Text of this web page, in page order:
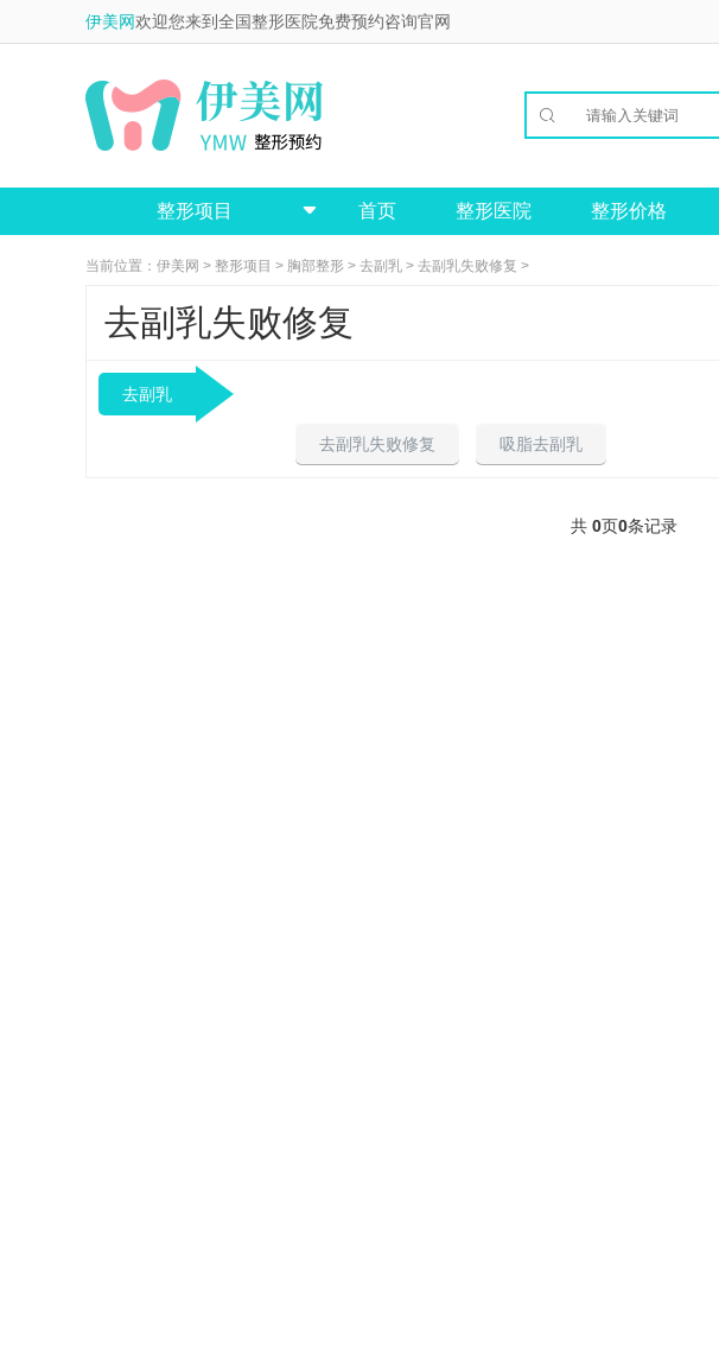
伊美网欢迎您来到全国整形医院免费预约咨询官网

整形项目  首页 整形医院 整形价格
当前位置： 伊美网 > 整形项目 > 胸部整形 > 去副乳 > 去副乳失败修复 >
去副乳失败修复
去副乳
去副乳失败修复 吸脂去副乳
共 0页0条记录